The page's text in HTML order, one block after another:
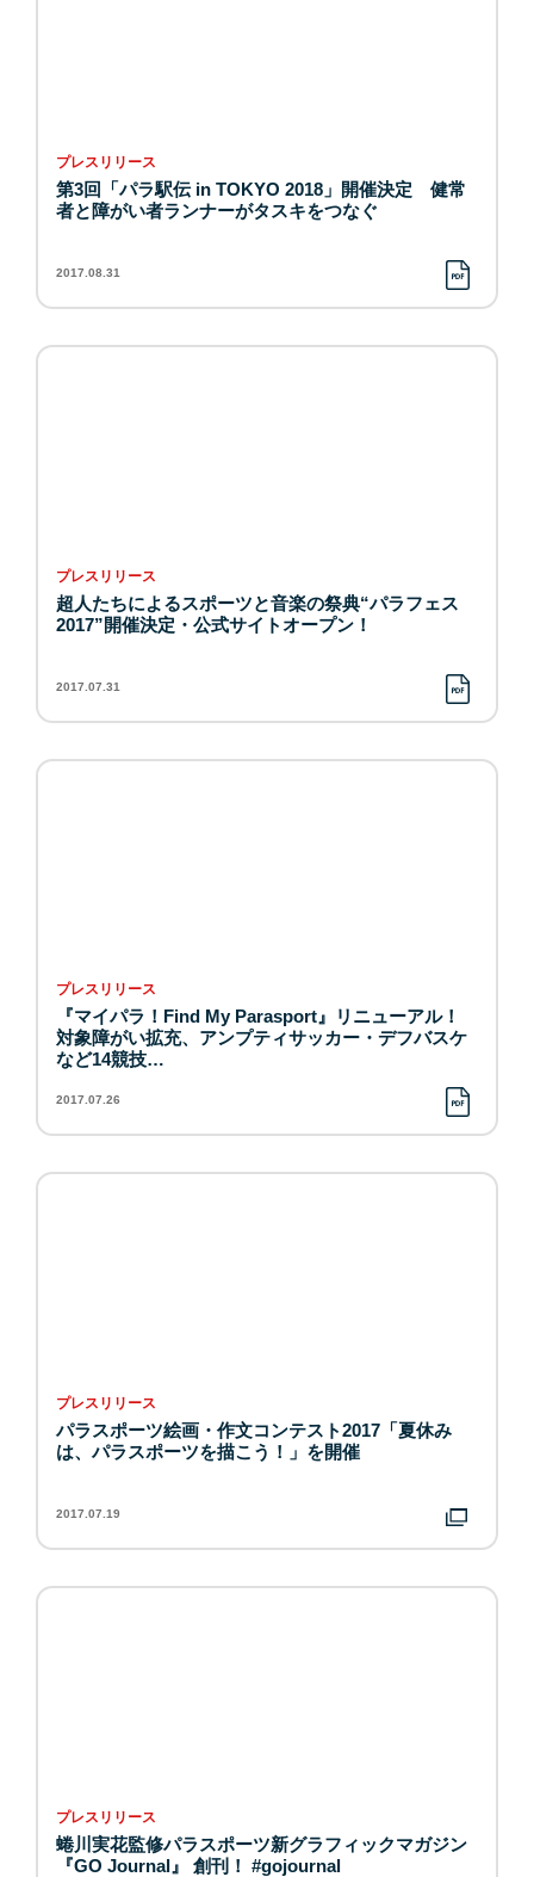
プレスリリース
第3回「パラ駅伝 in TOKYO 2018」開催決定 健常
者と障がい者ランナーがタスキをつなぐ
2017.08.31
プレスリリース
超人たちによるスポーツと音楽の祭典“パラフェス
2017”開催決定・公式サイトオープン！
2017.07.31
プレスリリース
『マイパラ！Find My Parasport』リニューアル！
対象障がい拡充、アンプティサッカー・デフバスケ
など14競技…
2017.07.26
プレスリリース
パラスポーツ絵画・作文コンテスト2017「夏休み
は、パラスポーツを描こう！」を開催
2017.07.19
プレスリリース
蜷川実花監修パラスポーツ新グラフィックマガジン
『GO Journal』 創刊！ #gojournal